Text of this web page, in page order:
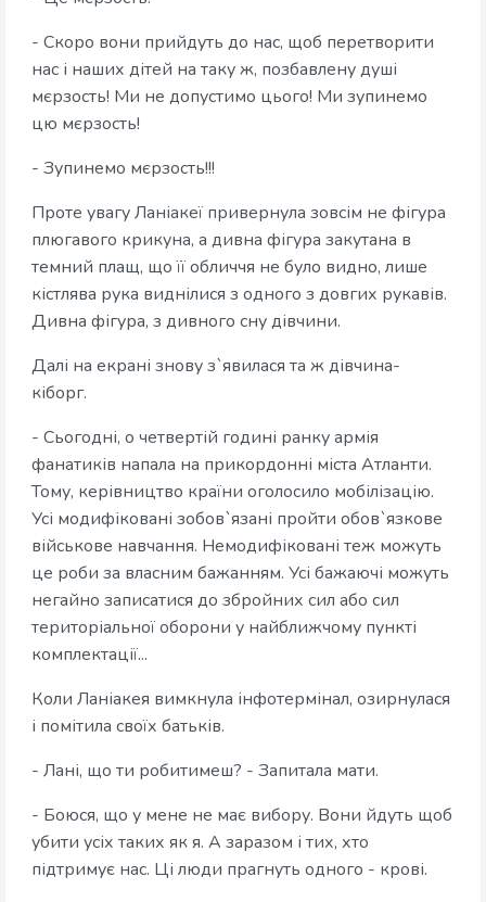
- Скоро вони прийдуть до нас, щоб перетворити
нас і наших дітей на таку ж, позбавлену душі
мєрзость! Ми не допустимо цього! Ми зупинемо
цю мєрзость!
- Зупинемо мєрзость!!!
Проте увагу Ланіакеї привернула зовсім не фігура
плюгавого крикуна, а дивна фігура закутана в
темний плащ, що її обличчя не було видно, лише
кістлява рука виднілися з одного з довгих рукавів.
Дивна фігура, з дивного сну дівчини.
Далі на екрані знову з`явилася та ж дівчина-
кіборг.
- Сьогодні, о четвертій годині ранку армія
фанатиків напала на прикордонні міста Атланти.
Тому, керівництво країни оголосило мобілізацію.
Усі модифіковані зобов`язані пройти обов`язкове
військове навчання. Немодифіковані теж можуть
це роби за власним бажанням. Усі бажаючі можуть
негайно записатися до збройних сил або сил
територіальної оборони у найближчому пункті
комплектації...
Коли Ланіакея вимкнула інфотермінал, озирнулася
і помітила своїх батьків.
- Лані, що ти робитимеш? - Запитала мати.
- Боюся, що у мене не має вибору. Вони йдуть щоб
убити усіх таких як я. А заразом і тих, хто
підтримує нас. Ці люди прагнуть одного - крові.